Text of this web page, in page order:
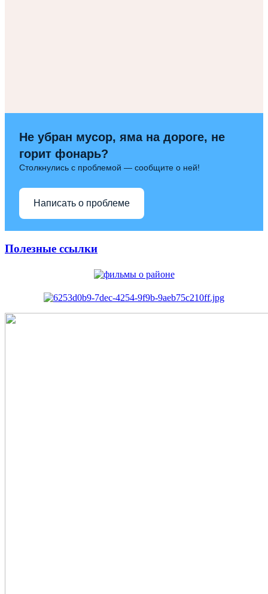
Не убран мусор, яма на дороге, не
горит фонарь?
Столкнулись с проблемой — сообщите о ней!
Написать о проблеме
Полезные ссылки